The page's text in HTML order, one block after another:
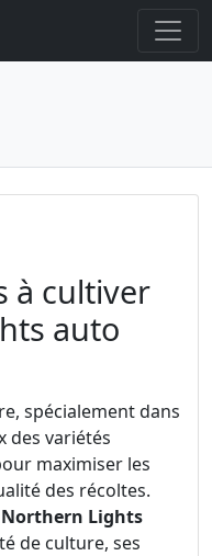
à cultiver
auto
spécialement dans
des variétés
maximiser les
des récoltes.
Northern Lights
de culture, ses